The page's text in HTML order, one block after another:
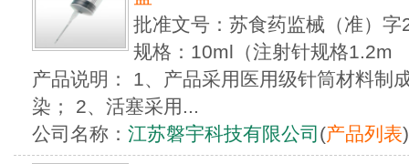
批准文号：苏食药监械（准
规格：10ml（注射针规格1.2m
产品说明： 1、产品采用医用级针筒材料制
染； 2、活塞采用...
公司名称： 江苏磐宇科技有限公司 (产品列表)